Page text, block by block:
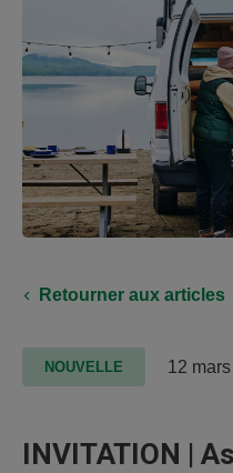
Retourner aux articles
NOUVELLE 12
INVITATION |